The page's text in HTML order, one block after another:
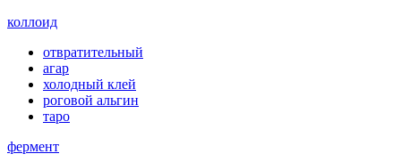
коллоид
отвратительный
агар
холодный клей
роговой альгин
таро
фермент